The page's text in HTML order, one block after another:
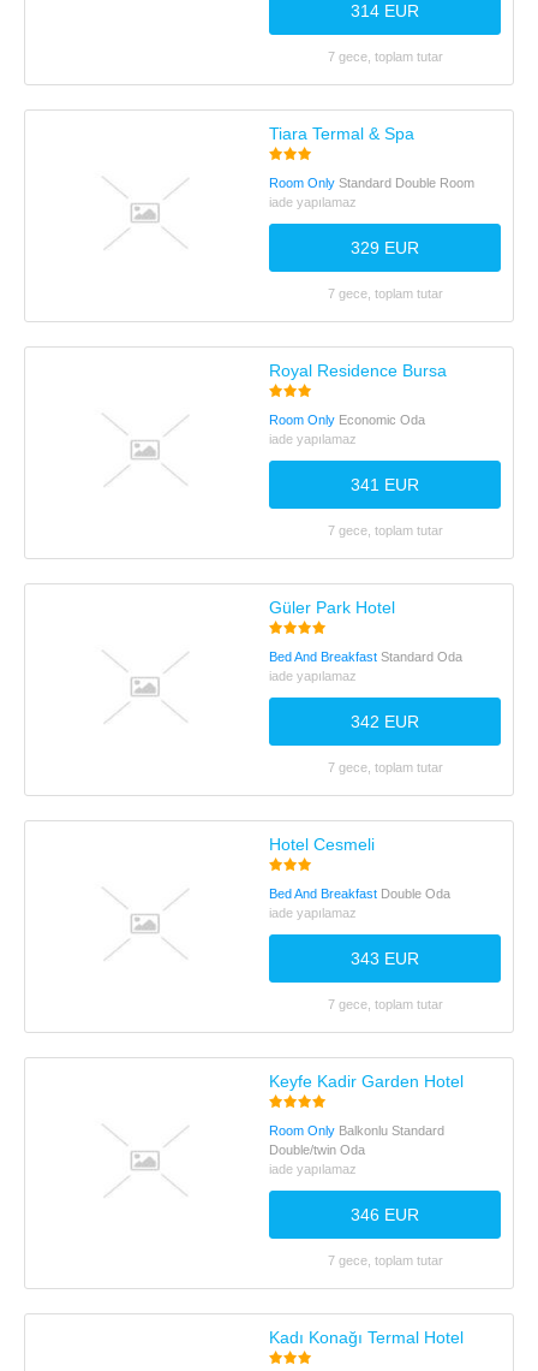
314 EUR
7 gece, toplam tutar
Tiara Termal & Spa
Room Only Standard Double Room
iade yapılamaz
329 EUR
7 gece, toplam tutar
Royal Residence Bursa
Room Only Economic Oda
iade yapılamaz
341 EUR
7 gece, toplam tutar
Güler Park Hotel
Bed And Breakfast Standard Oda
iade yapılamaz
342 EUR
7 gece, toplam tutar
Hotel Cesmeli
Bed And Breakfast Double Oda
iade yapılamaz
343 EUR
7 gece, toplam tutar
Keyfe Kadir Garden Hotel
Room Only Balkonlu Standard
Double/twin Oda
iade yapılamaz
346 EUR
7 gece, toplam tutar
Kadı Konağı Termal Hotel